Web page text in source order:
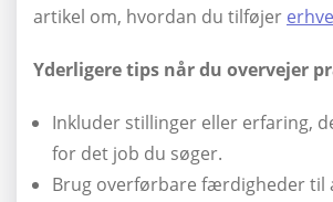
artikel om, hvordan du tilføjer
Yderligere tips når du overvejer
Inkluder stillinger eller erfaring,
for det job du søger.
Brug overførbare færdigheder til